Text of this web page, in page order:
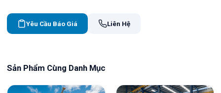
Yêu Cầu Báo Giá Liên Hệ
Sản Phẩm Cùng Danh Mục